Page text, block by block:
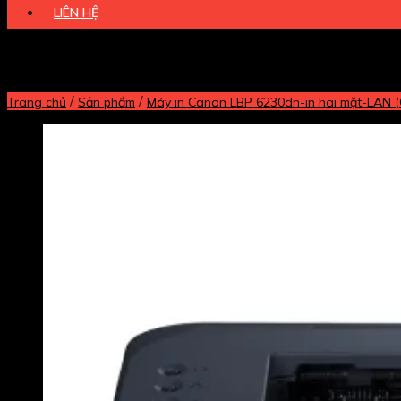
LIÊN HỆ
Trang chủ / Sản phẩm / Máy in Canon LBP 6230dn-in hai mặt-LAN